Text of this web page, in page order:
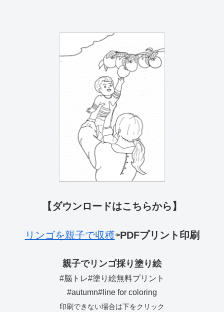
【ダウンロードはこちらから】
リンゴを親子で収穫⇦PDFプリント印刷
親子でリンゴ採り塗り絵
#脳トレ#塗り絵無料プリント
#autumn#line for coloring
印刷できない場合は下をクリック